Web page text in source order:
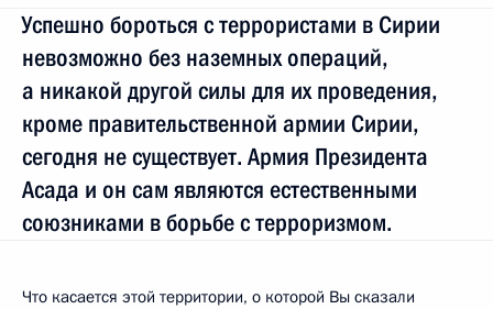
Успешно бороться с террористами в Сирии
невозможно без наземных операций,
а никакой другой силы для их проведения,
кроме правительственной армии Сирии,
сегодня не существует. Армия Президента
Асада и он сам являются естественными
союзниками в борьбе с терроризмом.
Что касается этой территории, о которой Вы сказали